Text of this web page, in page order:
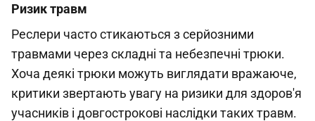
Ризик травм
Реслери часто стикаються з серйозними
травмами через складні та небезпечні трюки.
Хоча деякі трюки можуть виглядати вражаюче,
критики звертають увагу на ризики для здоров'я
учасників і довгострокові наслідки таких травм.